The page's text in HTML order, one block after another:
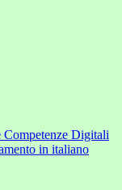
Competenze Digitali
in italiano